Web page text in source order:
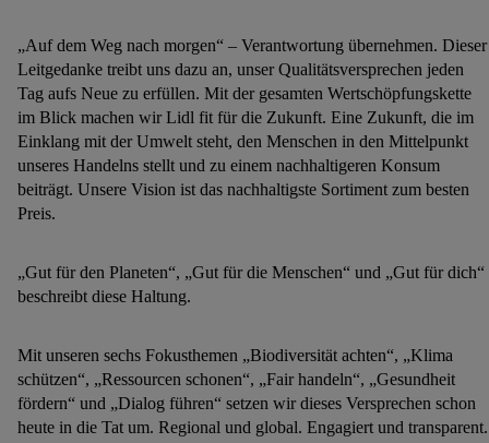
„Auf dem Weg nach morgen“ – Verantwortung übernehmen. Dieser
Leitgedanke treibt uns dazu an, unser Qualitätsversprechen jeden
Tag aufs Neue zu erfüllen. Mit der gesamten Wertschöpfungskette
im Blick machen wir Lidl fit für die Zukunft. Eine Zukunft, die im
Einklang mit der Umwelt steht, den Menschen in den Mittelpunkt
unseres Handelns stellt und zu einem nachhaltigeren Konsum
beiträgt. Unsere Vision ist das nachhaltigste Sortiment zum besten
Preis.
„Gut für den Planeten“, „Gut für die Menschen“ und „Gut für dich“
beschreibt diese Haltung.
Mit unseren sechs Fokusthemen „Biodiversität achten“, „Klima
schützen“, „Ressourcen schonen“, „Fair handeln“, „Gesundheit
fördern“ und „Dialog führen“ setzen wir dieses Versprechen schon
heute in die Tat um. Regional und global. Engagiert und transparent.